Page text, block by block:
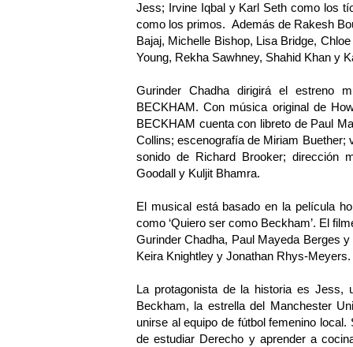
Jess; Irvine Iqbal y Karl Seth como los
como los primos. Además de Rakesh
Bajaj, Michelle Bishop, Lisa Bridge,
Young, Rekha Sawhney, Shahid Khan y
Gurinder Chadha dirigirá el estreno
BECKHAM. Con música original de
BECKHAM cuenta con libreto de Paul
Collins; escenografía de Miriam Buether;
sonido de Richard Brooker; dirección
Goodall y Kuljit Bhamra.
El musical está basado en la película
como ‘Quiero ser como Beckham’. El
Gurinder Chadha, Paul Mayeda Berges
Keira Knightley y Jonathan Rhys-Meyers.
La protagonista de la historia es Jess,
Beckham, la estrella del Manchester
unirse al equipo de fútbol femenino
de estudiar Derecho y aprender a